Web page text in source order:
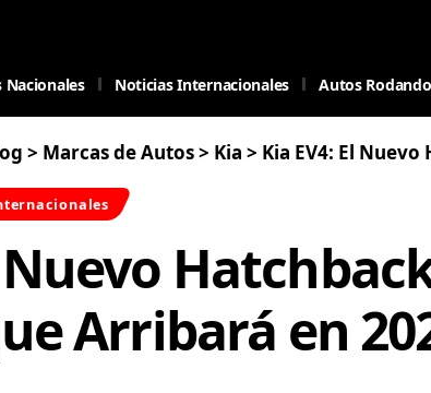
Nacionales Noticias Internacionales Autos
> Marcas de Autos> Kia > Kia EV4: El Nuevo
Nuevo
Arribará en